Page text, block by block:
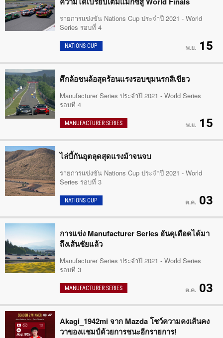
NATIONS CUP
รายการแข่งขัน Nations Cup ประจำปี 2021 - World
Series รอบที่ 4
พ.ย. 15
MANUFACTURER SERIES
ศึกล้อชนล้อสุดร้อนแรงรอบขุมนรกสีเขียว
Manufacturer Series ประจำปี 2021 - World Series
รอบที่ 4
พ.ย. 15
NATIONS CUP
ไล่บี้กันอุตลุดสุดแรงม้าจนจบ
รายการแข่งขัน Nations Cup ประจำปี 2021 - World
Series รอบที่ 3
ต.ค. 03
MANUFACTURER SERIES
การแข่ง Manufacturer Series อันดุเดือดได้มา
ถึงเส้นชัยแล้ว
Manufacturer Series ประจำปี 2021 - World Series
รอบที่ 3
ต.ค. 03
Akagi_1942mi จาก Mazda โชว์ความคงเส้นคง
วาของแชมป์ด้วยการชนะอีกรายการ!